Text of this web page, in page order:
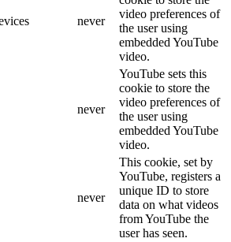
never
video preferences of
the user using
embedded YouTube
video.
never
YouTube sets this
cookie to store the
video preferences of
the user using
embedded YouTube
video.
never
This cookie, set by
YouTube, registers a
unique ID to store
data on what videos
from YouTube the
user has seen.